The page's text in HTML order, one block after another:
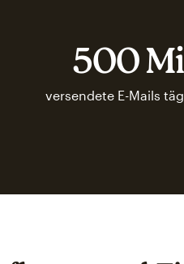
500
versendete E-Mails